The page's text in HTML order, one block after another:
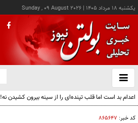
يکشنبه ۱۸ مرداد ۱۴۰۵ |
Sunday , 09 August 2026
باز
و
اعدام بد است اما قلب تپنده‌ای را از سینه بیرون کشیدن نه!
کد خبر: ۸۶۵۶۴۷